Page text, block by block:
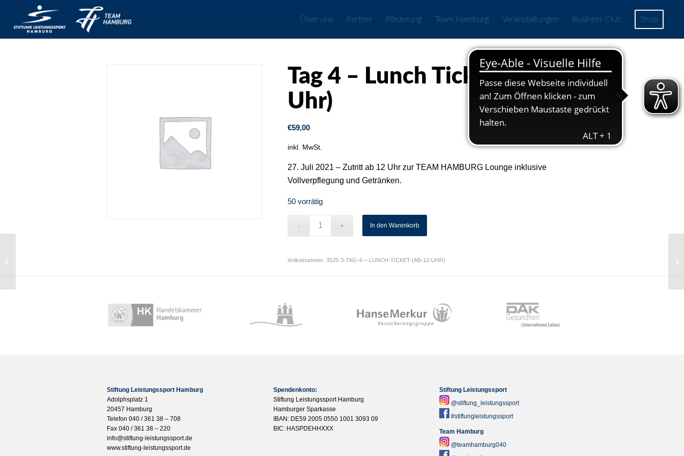
Über uns Partner Förderung Team Hamburg Veranstaltungen Business Club Shop
Tag 4 – Lunch Ticket (ab 12
Uhr)
€59,00
inkl. MwSt.
27. Juli 2021 – Zutritt ab 12 Uhr zur TEAM HAMBURG Lounge inklusive
Vollverpflegung und Getränken.
50 vorrätig
In den Warenkorb
Artikelnummer: 3525-3-TAG-4-–-LUNCH-TICKET-(AB-12-UHR)
Stiftung Leistungssport Hamburg
Adolphsplatz 1
20457 Hamburg
Telefon 040 / 361 38 – 708
Fax 040 / 361 38 – 220
info@stiftung-leistungssport.de
www.stiftung-leistungssport.de
Spendenkonto:
Stiftung Leistungssport Hamburg
Hamburger Sparkasse
IBAN: DE59 2005 0550 1001 3093 09
BIC: HASPDEHHXXX
Stiftung Leistungssport
@stiftung_leistungssport
#stiftungleistungssport
Team Hamburg
@teamhamburg040